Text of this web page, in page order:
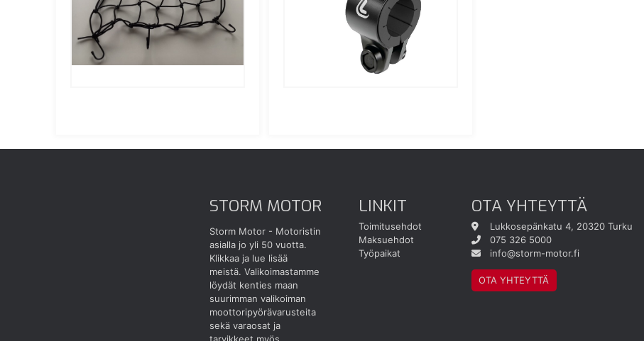
STORM MOTOR
Storm Motor - Motoristin
asialla jo yli 50 vuotta.
Klikkaa ja lue lisää
meistä. Valikoimastamme
löydät kenties maan
suurimman valikoiman
moottoripyörävarusteita
sekä varaosat ja
tarvikkeet myös
LINKIT
Toimitusehdot
Maksuehdot
Työpaikat
OTA YHTEYTTÄ
Lukkosepänkatu 4, 20320 Turku
075 326 5000
info@storm-motor.fi
OTA YHTEYTTÄ